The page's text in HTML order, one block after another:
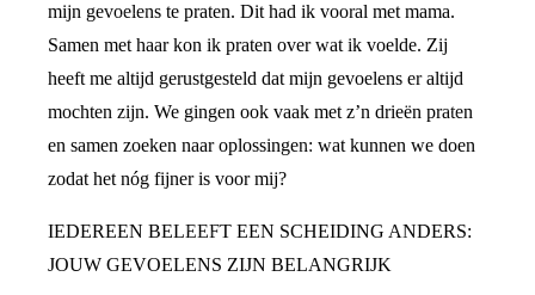
mijn gevoelens te praten. Dit had ik vooral met mama.
Samen met haar kon ik praten over wat ik voelde. Zij
heeft me altijd gerustgesteld dat mijn gevoelens er altijd
mochten zijn. We gingen ook vaak met z’n drieën praten
en samen zoeken naar oplossingen: wat kunnen we doen
zodat het nóg fijner is voor mij?
IEDEREEN BELEEFT EEN SCHEIDING ANDERS:
JOUW GEVOELENS ZIJN BELANGRIJK